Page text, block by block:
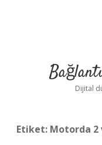
Dijital
Etiket: Motorda 2